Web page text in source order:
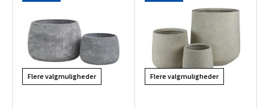
Flere valgmuligheder Flere valgmuligheder